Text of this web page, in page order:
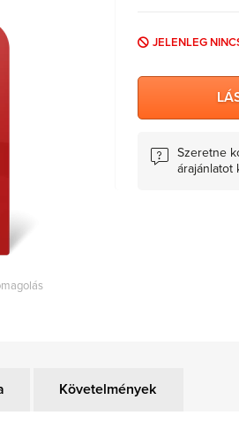
JELENLEG
Szeretne
árajánlatot
Követelmények